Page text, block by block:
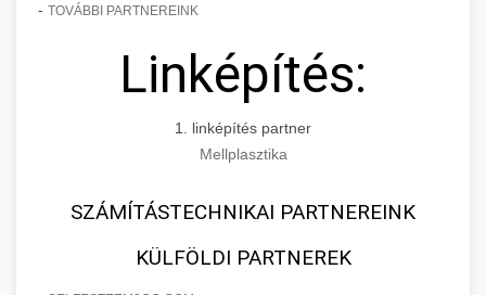
- TOVÁBBI PARTNEREINK
Linképítés:
1. linképítés partner
Mellplasztika
SZÁMÍTÁSTECHNIKAI PARTNEREINK
KÜLFÖLDI PARTNEREK